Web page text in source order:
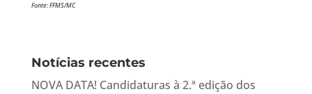
Fonte: FFMS/MC
Notícias recentes
NOVA DATA! Candidaturas à 2.ª edição dos